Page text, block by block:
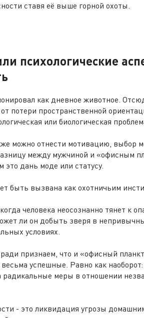
ставя её выше горной охоты.
психологические
как дневное животное.
потери пространственной
или биологическая
можно отнести мотивацию, выбор
между мужчиной и «офисным
это дань моде или статусу.
быть вызвана как охотничьим
человека неосознанно тянет к
ли он добыть зверя в
условиях.
признаем, что и «офисный
успешные. Равно как
меры в отношении
- это ликвидация угрозы